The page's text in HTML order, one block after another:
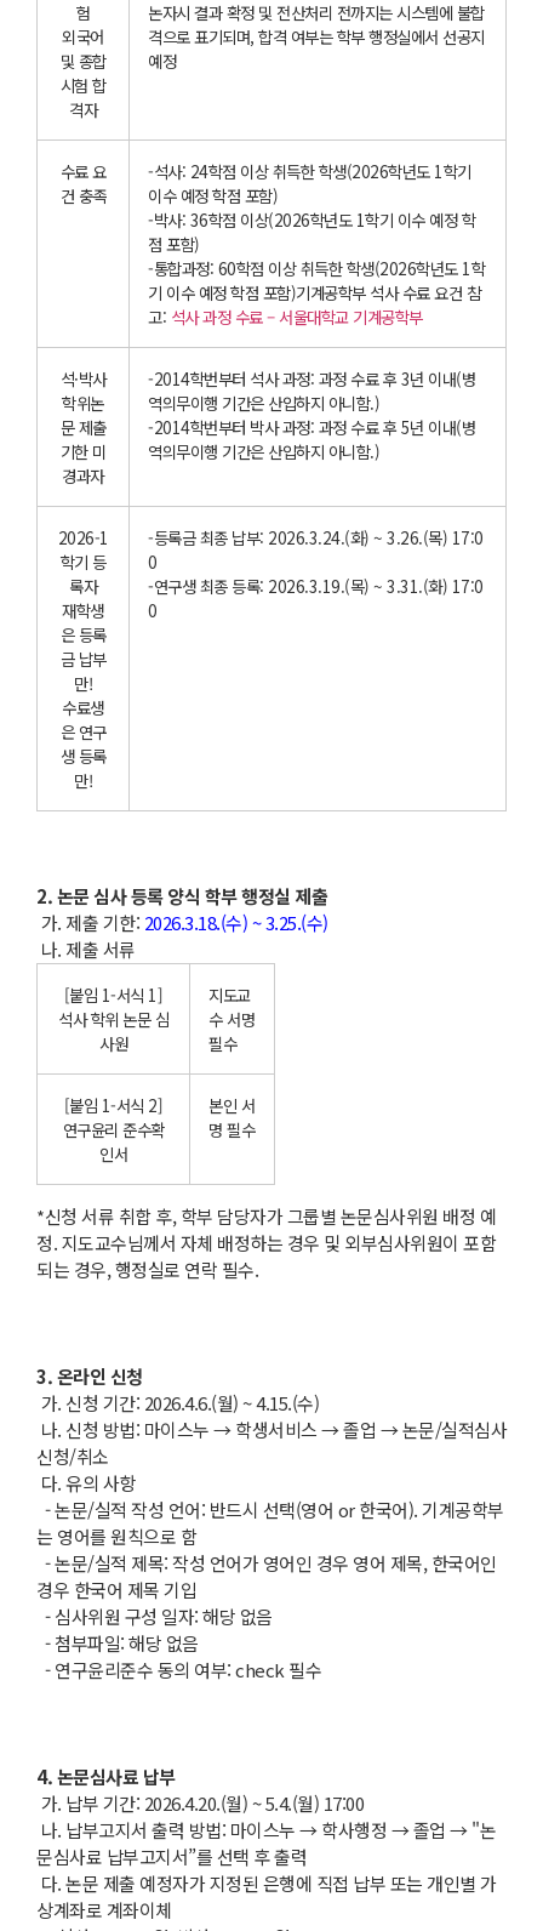
험
외국어
및 종합
시험 합
격자
논자시 결과 확정 및 전산처리 전까지는 시스템에 불합
격으로 표기되며, 합격 여부는 학부 행정실에서 선공지
예정
수료 요
건 충족
-석사: 24학점 이상 취득한 학생(2026학년도 1학기
이수 예정 학점 포함)
-박사: 36학점 이상(2026학년도 1학기 이수 예정 학
점 포함)
-통합과정: 60학점 이상 취득한 학생(2026학년도 1학
기 이수 예정 학점 포함)기계공학부 석사 수료 요건 참
고: 석사 과정 수료 – 서울대학교 기계공학부
석·박사
학위논
문 제출
기한 미
경과자
-2014학번부터 석사 과정: 과정 수료 후 3년 이내(병
역의무이행 기간은 산입하지 아니함.)
-2014학번부터 박사 과정: 과정 수료 후 5년 이내(병
역의무이행 기간은 산입하지 아니함.)
2026-1
학기 등
록자
재학생
은 등록
금 납부
만!
수료생
은 연구
생 등록
만!
-등록금 최종 납부: 2026.3.24.(화) ~ 3.26.(목) 17:0
0
-연구생 최종 등록: 2026.3.19.(목) ~ 3.31.(화) 17:0
0
2. 논문 심사 등록 양식 학부 행정실 제출
가. 제출 기한: 2026.3.18.(수) ~ 3.25.(수)
나. 제출 서류
[붙임 1-서식 1]
석사 학위 논문 심
사원
지도교
수 서명
필수
[붙임 1-서식 2]
연구윤리 준수확
인서
본인 서
명 필수
*신청 서류 취합 후, 학부 담당자가 그룹별 논문심사위원 배정 예
정. 지도교수님께서 자체 배정하는 경우 및 외부심사위원이 포함
되는 경우, 행정실로 연락 필수.
3. 온라인 신청
가. 신청 기간: 2026.4.6.(월) ~ 4.15.(수)
나. 신청 방법: 마이스누 → 학생서비스 → 졸업 → 논문/실적심사
신청/취소
다. 유의 사항
- 논문/실적 작성 언어: 반드시 선택(영어 or 한국어). 기계공학부
는 영어를 원칙으로 함
- 논문/실적 제목: 작성 언어가 영어인 경우 영어 제목, 한국어인
경우 한국어 제목 기입
- 심사위원 구성 일자: 해당 없음
- 첨부파일: 해당 없음
- 연구윤리준수 동의 여부: check 필수
4. 논문심사료 납부
가. 납부 기간: 2026.4.20.(월) ~ 5.4.(월) 17:00
나. 납부고지서 출력 방법: 마이스누 → 학사행정 → 졸업 → "논
문심사료 납부고지서”를 선택 후 출력
다. 논문 제출 예정자가 지정된 은행에 직접 납부 또는 개인별 가
상계좌로 계좌이체